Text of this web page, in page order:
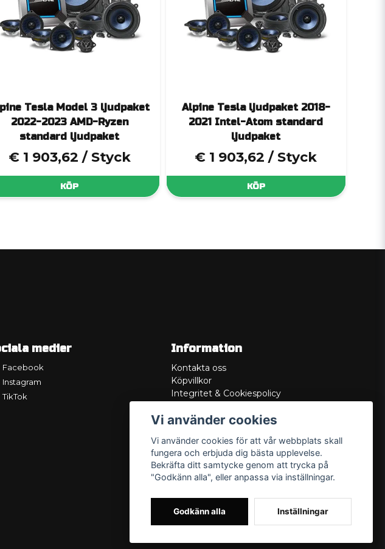
Tesla Model 3 ljudpaket
2022-2023 AMD-Ryzen
standard ljudpaket
€ 1 903,62 / Styck
KÖP
Alpine Tesla ljudpaket 2018-
2021 Intel-Atom standard
ljudpaket
€ 1 903,62 / Styck
KÖP
medier
Facebook
Instagram
TikTok
Information
Kontakta oss
Köpvillkor
Integritet & Cookiespolicy
Service/Garanti
Lådritning
Om oss
Vi använder cookies
Vi använder cookies för att vår webbplats skall
fungera och erbjuda dig bästa upplevelse.
Bekräfta ditt samtycke genom att trycka på
"Godkänn alla", eller anpassa via inställningar.
Godkänn alla Inställningar